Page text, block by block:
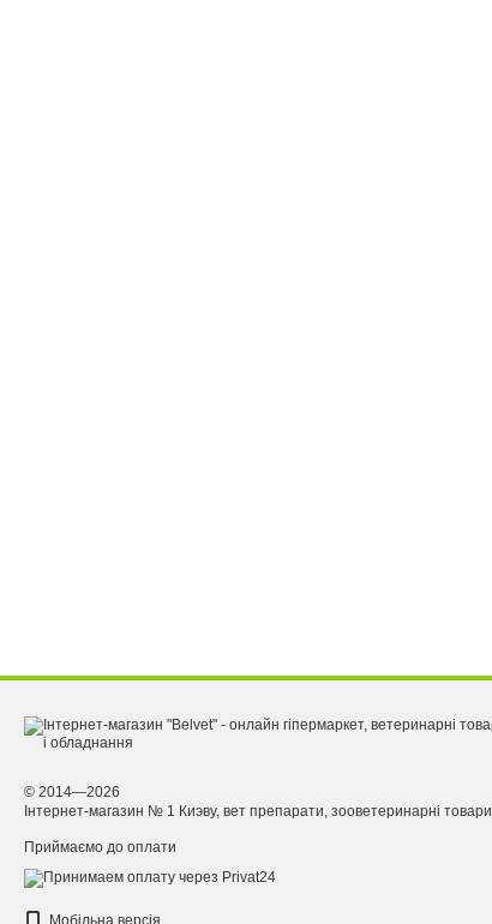
© 2014—2026
Інтернет-магазин № 1 Киэву, вет препарати, зооветеринарні товари
Приймаємо до оплати